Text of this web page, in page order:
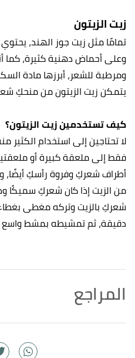
زيت الزيتون
وعلى أحماض دهنية كثيرة،
ومرطبة للشعر، أبرزها مادة
يتمكن زيت الزيتون من منحكِ
كيف تستخدمين زيت الزيتون؟
لا تحتاجين إلى استخدام الكثير
فقط إلى ملعقة كبيرة أو
أطراف شعركِ وفروة رأسكِ أيضًا،
من الزيت إذا كان شعركِ سميكًا
دقيقة، ثم تمشيطه بمشط واسع
المراجع
,lovehair